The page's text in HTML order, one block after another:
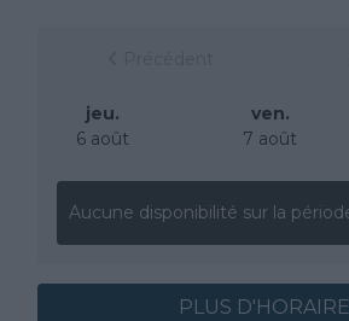
jeu.
6 août
ven.
7 août
Aucune disponibilité sur la
PLUS